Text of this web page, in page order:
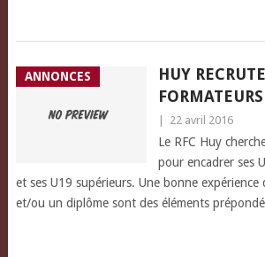
ANNONCES
HUY
22 avril 2016
Le RFC Huy
pour encadrer ses
et ses U19 supérieurs. Une bonne
et/ou un diplôme sont des éléments